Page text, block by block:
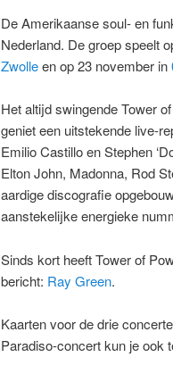
DeAmerikaanse soul- en
Nederland. De groep speelt
Zwolleen op 23 november in
Het altijd swingende Tower
geniet een uitstekende live-
Emilio Castillo en Stephen
Elton John, Madonna, Rod
aardige discografie
aanstekelijke energieke
Sinds kort heeft Tower of
bericht: Ray Green.
Kaarten voor de drie
Paradiso-concert kun je ook